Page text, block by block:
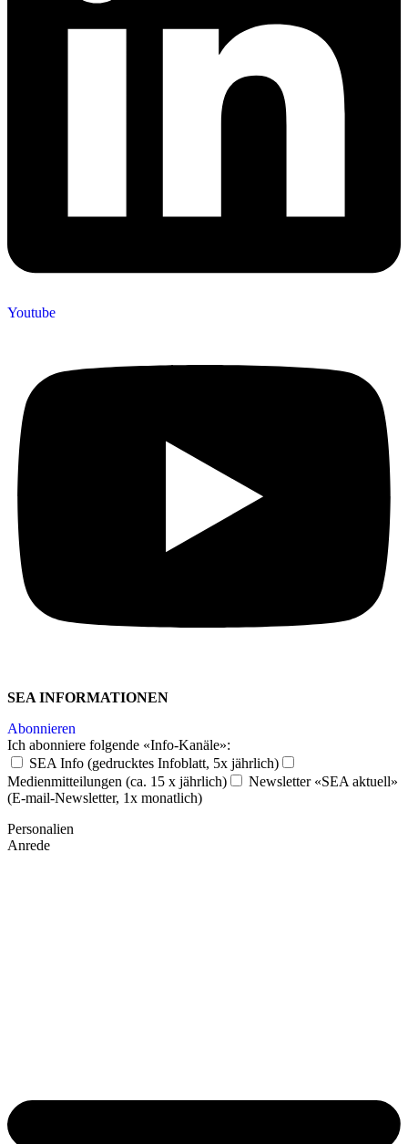
Youtube
SEA INFORMATIONEN
Abonnieren
Ich abonniere folgende «Info-Kanäle»:
SEA Info (gedrucktes Infoblatt, 5x jährlich)
Medienmitteilungen (ca. 15 x jährlich)
Newsletter «SEA aktuell»
(E-mail-Newsletter, 1x monatlich)
Personalien
Anrede